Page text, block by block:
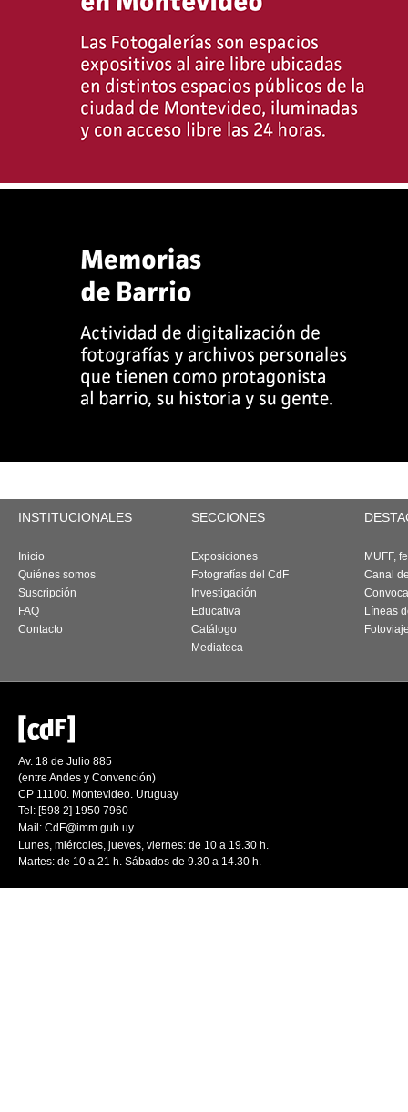
INSTITUCIONALES SECCIONES
Inicio
Quiénes somos
Suscripción
FAQ
Contacto
Exposiciones
Fotografías del CdF
Investigación
Educativa
Catálogo
Mediateca
MUFF,
Canal
Líneas
Av. 18 de Julio 885
(entre Andes y Convención)
CP 11100. Montevideo. Uruguay
Tel: [598 2] 1950 7960
Mail: CdF@imm.gub.uy
Lunes, miércoles, jueves, viernes: de 10 a 19.30 h.
Martes: de 10 a 21 h. Sábados de 9.30 a 14.30 h.